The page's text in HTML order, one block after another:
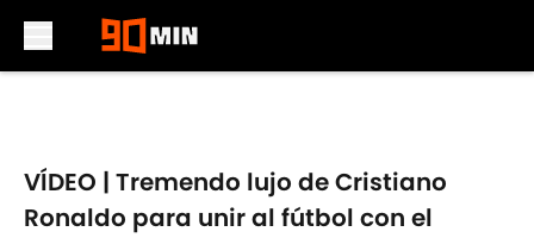
VÍDEO | Tremendo lujo de Cristiano
Ronaldo para unir al fútbol con el